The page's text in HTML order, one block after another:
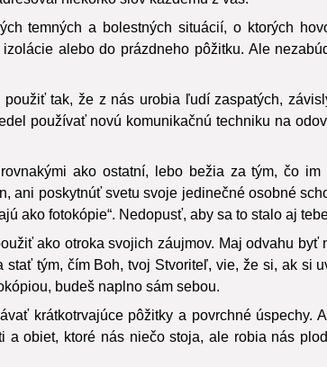
niekoľko slov každému z vás.
temných a bolestných situácií, o ktorých
alebo do prázdneho pôžitku. Ale
tak, že z nás urobia ľudí zaspatých,
používať novú komunikačnú techniku na
ako ostatní, lebo bežia za tým, čo im
ani poskytnúť svetu svoje jedinečné osobné
ako fotokópie“. Nedopusť, aby sa to stalo aj
ako otroka svojich záujmov. Maj odvahu byť
tým, čím Boh, tvoj Stvoriteľ, vie, že si, ak si
budeš naplno sám sebou.
krátkotrvajúce pôžitky a povrchné úspechy.
obiet, ktoré nás niečo stoja, ale robia nás